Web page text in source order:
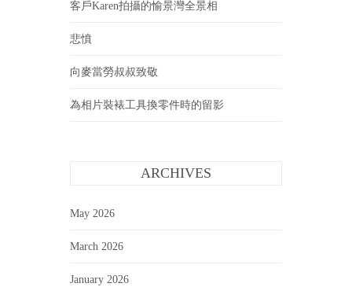
客戶Karen拍攝的愉景灣全景相
悲憤
向麥當勞叔叔致敬
為相片裝裱工具換零件時的留影
ARCHIVES
May 2026
March 2026
January 2026